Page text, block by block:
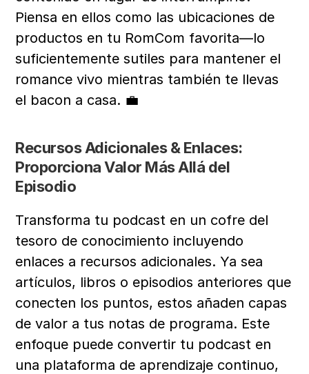
Piensa en ellos como las ubicaciones de
productos en tu RomCom favorita—lo
suficientemente sutiles para mantener el
romance vivo mientras también te llevas
el bacon a casa. 💼
Recursos Adicionales & Enlaces:
Proporciona Valor Más Allá del
Episodio
Transforma tu podcast en un cofre del
tesoro de conocimiento incluyendo
enlaces a recursos adicionales. Ya sea
artículos, libros o episodios anteriores que
conecten los puntos, estos añaden capas
de valor a tus notas de programa. Este
enfoque puede convertir tu podcast en
una plataforma de aprendizaje continuo,